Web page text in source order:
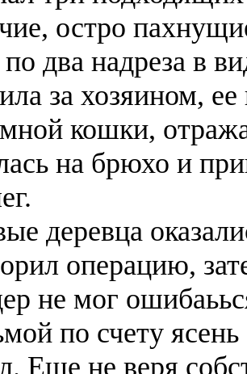
остро
по два надреза в
за хозяином,
кошки,
на брюхо и
деревца
операцию,
не мог
по счету
Еще не веря